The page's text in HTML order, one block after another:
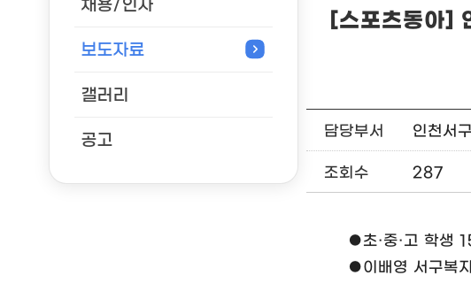
채용/인사
보도자료
갤러리
공고
[스포츠동아]
담당부서 인천서
조회수 287
●초·중·고 학생
●이배영 서구복